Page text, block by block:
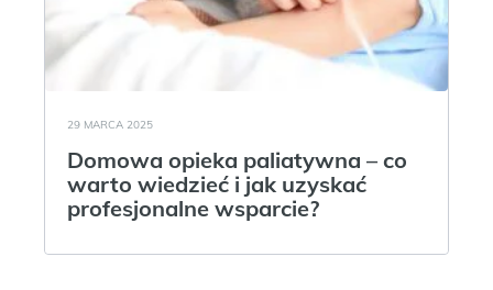
29 MARCA 2025
Domowa opieka paliatywna – co
warto wiedzieć i jak uzyskać
profesjonalne wsparcie?